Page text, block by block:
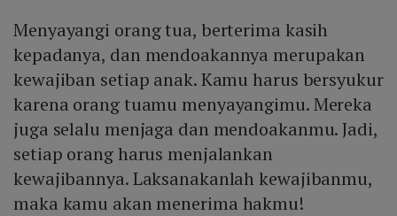
Menyayangi orang tua, berterima kasih
kepadanya, dan mendoakannya merupakan
kewajiban setiap anak. Kamu harus bersyukur
karena orang tuamu menyayangimu. Mereka
juga selalu menjaga dan mendoakanmu. Jadi,
setiap orang harus menjalankan
kewajibannya. Laksanakanlah kewajibanmu,
maka kamu akan menerima hakmu!